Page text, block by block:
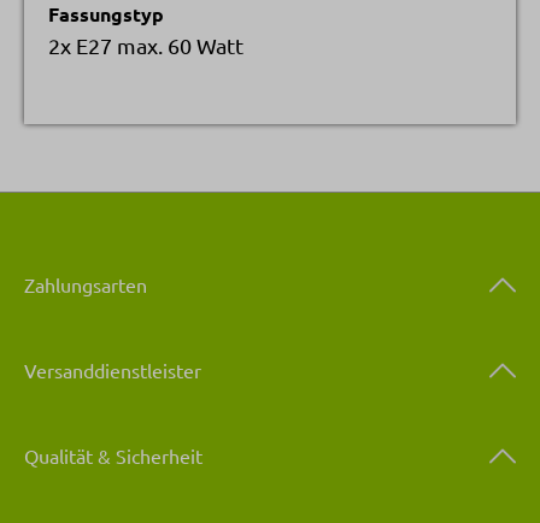
Fassungstyp
2x E27 max. 60 Watt
Zahlungsarten
Versanddienstleister
Qualität & Sicherheit